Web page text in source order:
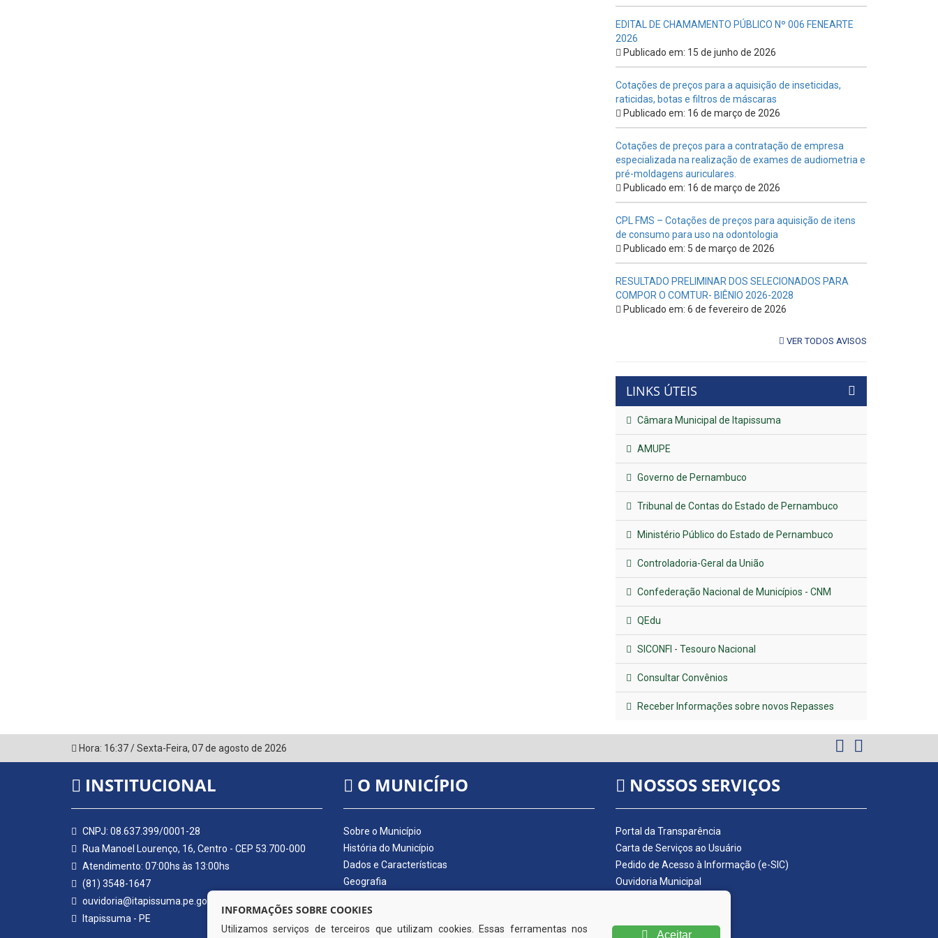
EDITAL DE CHAMAMENTO PÚBLICO Nº 006 FENEARTE
2026
Publicado em: 15 de junho de 2026
Cotações de preços para a aquisição de inseticidas,
raticidas, botas e filtros de máscaras
Publicado em: 16 de março de 2026
Cotações de preços para a contratação de empresa
especializada na realização de exames de audiometria e
pré-moldagens auriculares.
Publicado em: 16 de março de 2026
CPL FMS – Cotações de preços para aquisição de itens
de consumo para uso na odontologia
Publicado em: 5 de março de 2026
RESULTADO PRELIMINAR DOS SELECIONADOS PARA
COMPOR O COMTUR- BIÊNIO 2026-2028
Publicado em: 6 de fevereiro de 2026
VER TODOS AVISOS
LINKS ÚTEIS
Câmara Municipal de Itapissuma
AMUPE
Governo de Pernambuco
Tribunal de Contas do Estado de Pernambuco
Ministério Público do Estado de Pernambuco
Controladoria-Geral da União
Confederação Nacional de Municípios - CNM
QEdu
SICONFI - Tesouro Nacional
Consultar Convênios
Receber Informações sobre novos Repasses
Hora: 16:37/Sexta-Feira, 07 de agosto de 2026
INSTITUCIONAL
CNPJ: 08.637.399/0001-28
Rua Manoel Lourenço, 16, Centro - CEP 53.700-000
Atendimento: 07:00hs às 13:00hs
(81) 3548-1647
ouvidoria@itapissuma.pe.gov.br
Itapissuma - PE
O MUNICÍPIO
Sobre o Município
História do Município
Dados e Características
Geografia
Símbolos do Município
Hino do Município
NOSSOS SERVIÇOS
Portal da Transparência
Carta de Serviços ao Usuário
Pedido de Acesso à Informação (e-SIC)
Ouvidoria Municipal
Nota Fiscal Eletrônica
INFORMAÇÕES SOBRE COOKIES
Utilizamos serviços de terceiros que utilizam cookies. Essas ferramentas nos
Aceitar